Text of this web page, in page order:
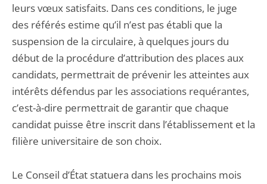
leurs vœux satisfaits. Dans ces conditions, le juge
des référés estime qu’il n’est pas établi que la
suspension de la circulaire, à quelques jours du
début de la procédure d’attribution des places aux
candidats, permettrait de prévenir les atteintes aux
intérêts défendus par les associations requérantes,
c’est-à-dire permettrait de garantir que chaque
candidat puisse être inscrit dans l’établissement et la
filière universitaire de son choix.
Le Conseil d’État statuera dans les prochains mois